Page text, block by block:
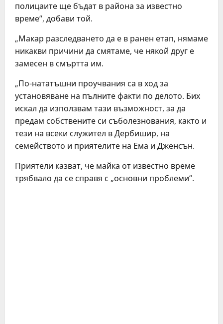
полицаите ще бъдат в района за известно
време“, добави той.
„Макар разследването да е в ранен етап, нямаме
никакви причини да смятаме, че някой друг е
замесен в смъртта им.
„По-нататъшни проучвания са в ход за
установяване на пълните факти по делото. Бих
искал да използвам тази възможност, за да
предам собствените си съболезнования, както и
тези на всеки служител в Дербишир, на
семейството и приятелите на Ема и Дженсън.
Приятели казват, че майка от известно време
трябвало да се справя с „основни проблеми“.